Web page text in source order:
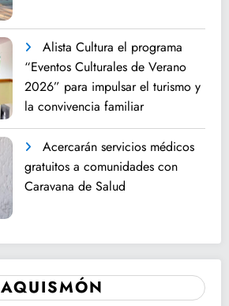
Alista Cultura el programa
“Eventos Culturales de Verano
2026” para impulsar el turismo y
la convivencia familiar
Acercarán servicios médicos
gratuitos a comunidades con
Caravana de Salud
AQUISMÓN